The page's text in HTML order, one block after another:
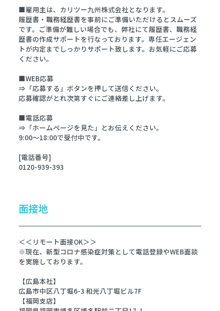
■雇用主は、カリツー九州株式会社となります。
履歴書・職務経歴書を事前にご準備いただけるとスムーズ
です。ご準備が難しい場合でも、弊社にて履歴書、職務経
歴書の作成サポートを行なっております。専任エージェン
トが内定までしっかりサポート致します。お気軽にご応募
ください。
■WEB応募
⇒「応募する」ボタンを押して送信ください。
応募確認がとれ次第すぐにご連絡差し上げます。
■電話応募
⇒「ホームページを見た」とお伝えください。
9:00～18:00で受付中です。
[電話番号]
0120-939-393
面接地
＜＜リモート面接OK＞＞
※現在、新型コロナ感染症対策として電話登録やWEB面談
を実施しております。
【広島本社】
広島市中区八丁堀6-3 和光八丁堀ビル7F
【福岡支店】